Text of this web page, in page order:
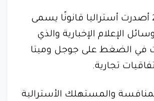
وفي عام 2021 أصدرت أستراليا قانونًا يسمى
الإعلام الإخبارية والذي
في الضغط على جوجل وميتا
تجارية.
والمستهلك الأسترالية